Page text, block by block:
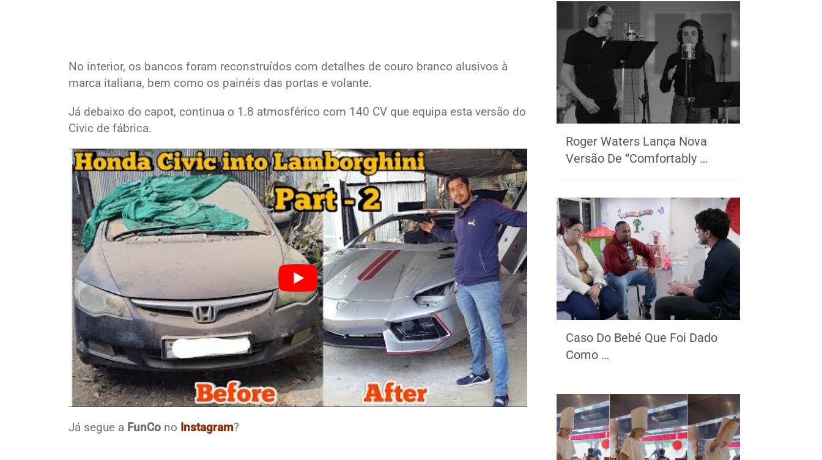
No interior, os bancos foram reconstruídos com detalhes de couro branco alusivos à
marca italiana, bem como os painéis das portas e volante.
Já debaixo do capot, continua o 1.8 atmosférico com 140 CV que equipa esta versão do
Civic de fábrica.
Já segue a FunCo no Instagram?
Roger Waters Lança Nova
Versão De “Comfortably …
Caso Do Bebé Que Foi Dado
Como …